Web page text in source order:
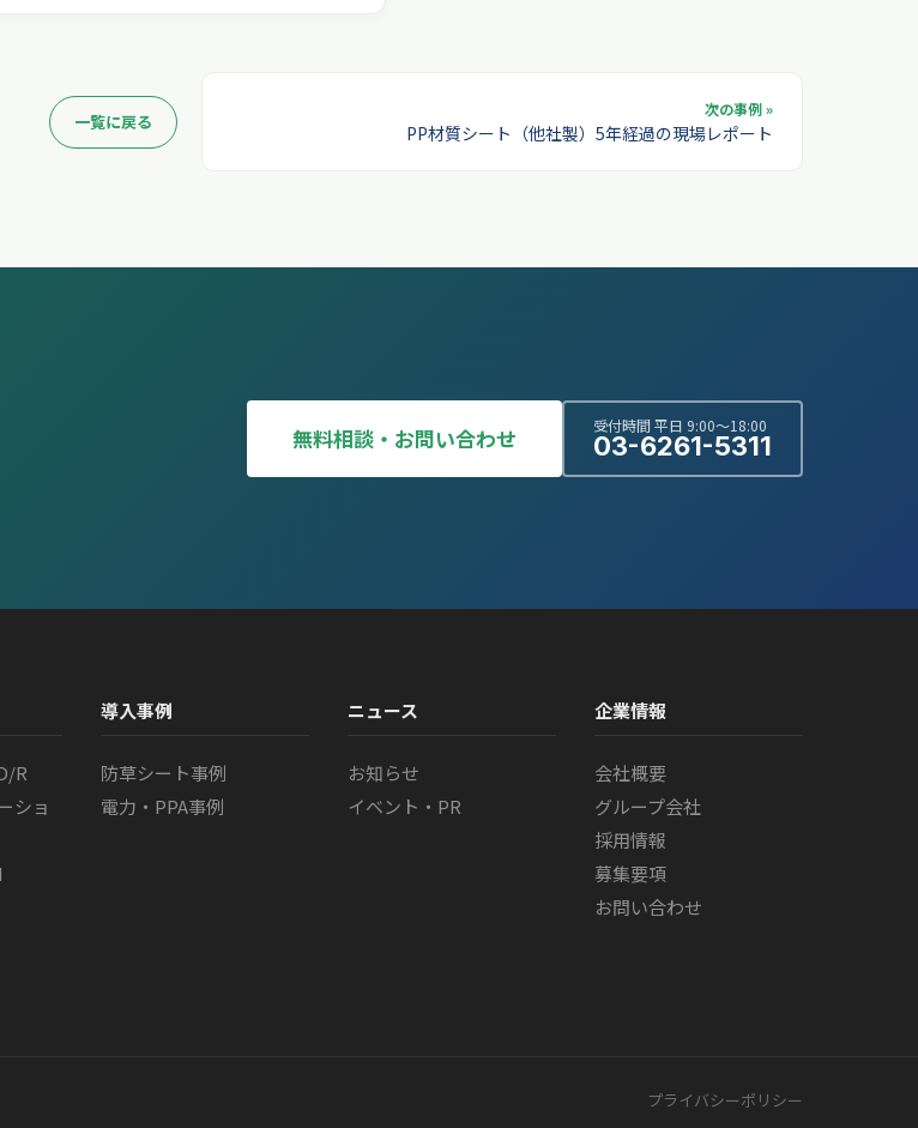
一覧に戻る
次の事例 »
PP材質シート（他社製）5年経過の現場レポート
無料相談・お問い合わせ 受付時間 平日 9:00〜18:00
03-6261-5311
R
ショ
導入事例
防草シート事例
電力・PPA事例
ニュース
お知らせ
イベント・PR
企業情報
会社概要
グループ会社
採用情報
募集要項
お問い合わせ
プライバシーポリシー